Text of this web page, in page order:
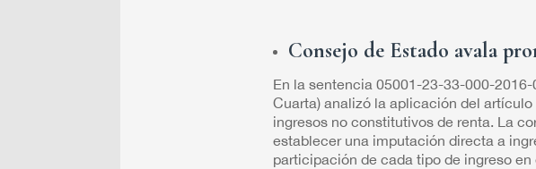
Consejo de Estado avala
En la sentencia 05001-23-33-000-
Cuarta) analizó la aplicación del
ingresos no constitutivos de renta. La
establecer una imputación directa a
participación de cada tipo de ingreso